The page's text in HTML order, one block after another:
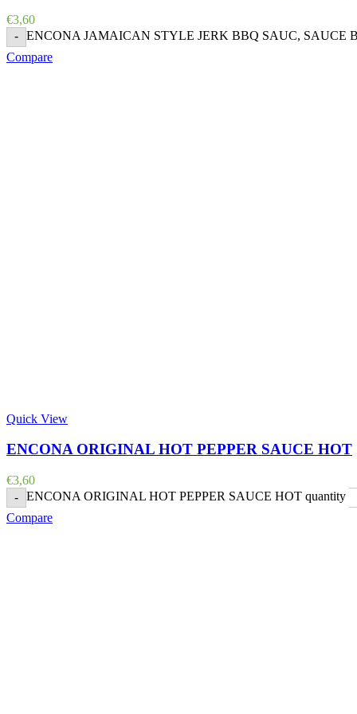
€3,60
- ENCONA JAMAICAN STYLE JERK BBQ SAUC, SAUCE
Compare
Quick View
ENCONA ORIGINAL HOT PEPPER SAUCE HOT
€3,60
- ENCONA ORIGINAL HOT PEPPER SAUCE HOT quantity
Compare